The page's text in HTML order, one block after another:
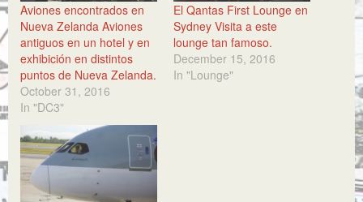
Aviones encontrados en
Nueva Zelanda Aviones
antiguos en un hotel y en
exhibición en distintos
puntos de Nueva Zelanda.
October 31, 2016
In "DC3"
El Qantas First Lounge en
Sydney Visita a este
lounge tan famoso.
December 15, 2016
In "Lounge"